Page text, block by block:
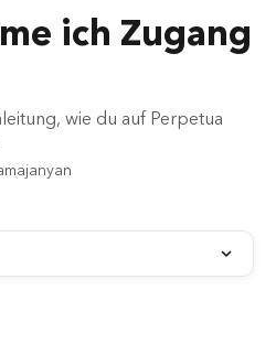
ich Zugang
wie du auf Perpetua